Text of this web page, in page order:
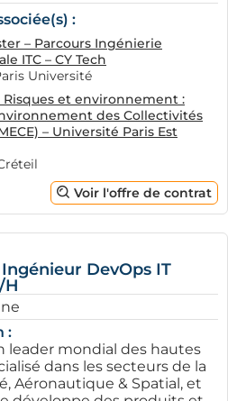
:
– Parcours Ingénierie
ITC – CY Tech
Université
et environnement :
des Collectivités
– Université Paris Est
Voir l'offre de contrat
Ingénieur DevOps IT
H
:
leader mondial des hautes
dans les secteurs de la
Aéronautique & Spatial, et